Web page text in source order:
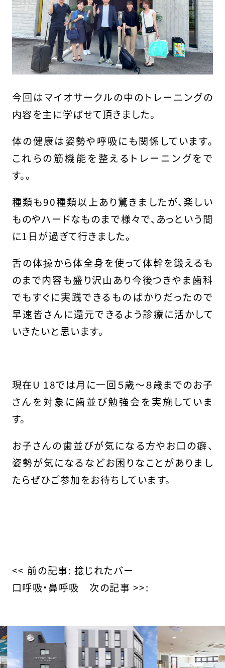
今回はマイオサークルの中のトレーニングの
内容を主に学ばせて頂きました。
体の健康は姿勢や呼吸にも関係しています。
これらの筋機能を整えるトレーニングをで
す。。
種類も90種類以上あり驚きましたが、楽しい
ものやハードなものまで様々で、あっという間
に1日が過ぎて行きました。
舌の体操から体全身を使って体幹を鍛えるも
のまで内容も盛り沢山あり今後つきやま歯科
でもすぐに実践できるものばかりだったので
早速皆さんに還元できるよう診療に活かして
いきたいと思います。
現在U 18では月に一回５歳〜８歳までのお子
さんを対象に歯並び勉強会を実施していま
す。
お子さんの歯並びが気になる方やお口の癖、
姿勢が気になるなどお困りなことがありまし
たらぜひご参加をお待ちしています。
の
他
の
投
<< 前の記事: 捻じれたバー
口呼吸・鼻呼吸 次の記事 >>: